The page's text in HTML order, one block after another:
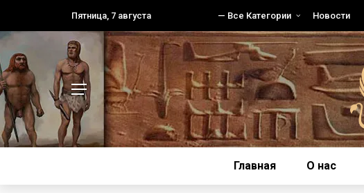
Пятница, 7 августа — Все Категории Новости
Главная О нас